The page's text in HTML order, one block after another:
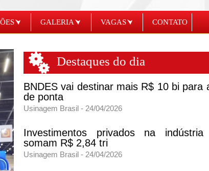
GALERIA VAGAS CONTATO
Destaques do dia
BNDES vai destinar mais R$ 10 bi para
de ponta
Usinagem Brasil - 24/04/2026
Investimentos privados na indústria
somam R$ 2,84 tri
Usinagem Brasil - 24/04/2026